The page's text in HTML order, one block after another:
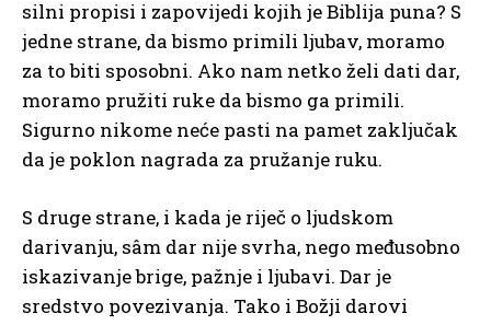
silni propisi i zapovijedi kojih je Biblija puna? S
jedne strane, da bismo primili ljubav, moramo
za to biti sposobni. Ako nam netko želi dati dar,
moramo pružiti ruke da bismo ga primili.
Sigurno nikome neće pasti na pamet zaključak
da je poklon nagrada za pružanje ruku.
S druge strane, i kada je riječ o ljudskom
darivanju, sâm dar nije svrha, nego međusobno
iskazivanje brige, pažnje i ljubavi. Dar je
sredstvo povezivanja. Tako i Božji darovi